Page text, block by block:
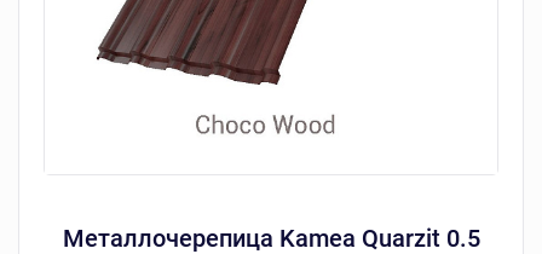
Металлочерепица Kamea Quarzit 0.5